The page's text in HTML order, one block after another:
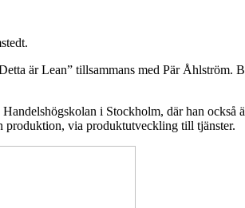
är Lean” tillsammans med Pär Åhlström.
i Stockholm, där han
produktion, via produktutveckling till tjänster.